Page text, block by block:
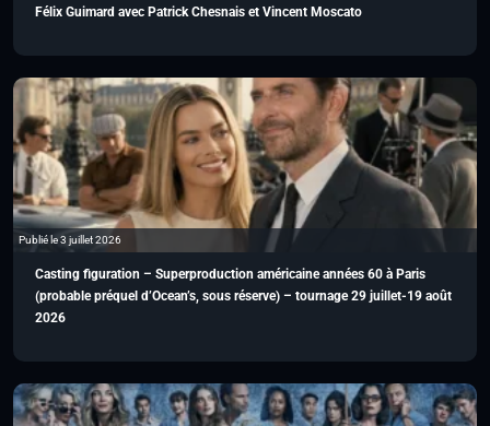
Félix Guimard avec Patrick Chesnais et Vincent Moscato
Publié le 3 juillet 2026
Casting figuration – Superproduction américaine années 60 à Paris
(probable préquel d’Ocean’s, sous réserve) – tournage 29 juillet-19 août
2026